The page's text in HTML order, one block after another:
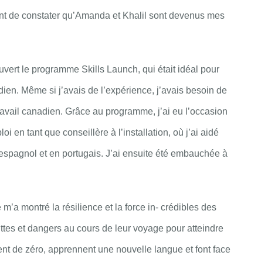
de constater qu’Amanda et Khalil sont devenus mes
le programme Skills Launch, qui était idéal pour
Même si j’avais de l’expérience, j’avais besoin de
canadien. Grâce au programme, j’ai eu l’occasion
en tant que conseillère à l’installation, où j’ai aidé
et en portugais. J’ai ensuite été embauchée à
montré la résilience et la force in- crédibles des
et dangers au cours de leur voyage pour atteindre
de zéro, apprennent une nouvelle langue et font face